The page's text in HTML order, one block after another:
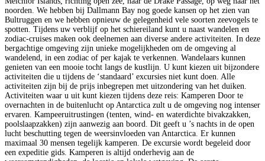
noorden. We hebben bij Dallmann Bay nog goede kansen op het zien van
Bultruggen en we hebben opnieuw de gelegenheid vele soorten zeevogels te
spotten. Tijdens uw verblijf op het schiereiland kunt u naast wandelen en
zodiac-cruises maken ook deelnemen aan diverse andere activiteiten. In deze
bergachtige omgeving zijn unieke mogelijkheden om de omgeving al
wandelend, in een zodiac of per kajak te verkennen. Wandelaars kunnen
genieten van een mooie tocht langs de kustlijn. U kunt kiezen uit bijzondere
activiteiten die u tijdens de ‘standaard’ excursies niet kunt doen. Alle
activiteiten zijn bij de prijs inbegrepen met uitzondering van het duiken.
Activiteiten waar u uit kunt kiezen tijdens deze reis: Kamperen Door te
overnachten in de buitenlucht op Antarctica zult u de omgeving nog intenser
ervaren. Kampeeruitrustingen (tenten, wind- en waterdichte bivakzakken,
poolslaapzakken) zijn aanwezig aan boord. Dit geeft u ’s nachts in de open
lucht beschutting tegen de weersinvloeden van Antarctica. Er kunnen
maximaal 30 mensen tegelijk kamperen. De excursie wordt begeleid door
een expeditie gids. Kamperen is altijd onderhevig aan de